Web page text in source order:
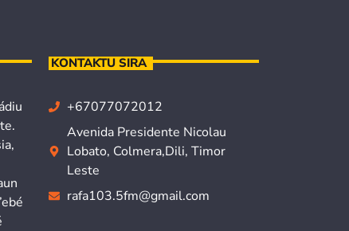
KONTAKTU SIRA
+67077072012
Avenida Presidente Nicolau
Lobato, Colmera,Dili, Timor
Leste
rafa103.5fm@gmail.com